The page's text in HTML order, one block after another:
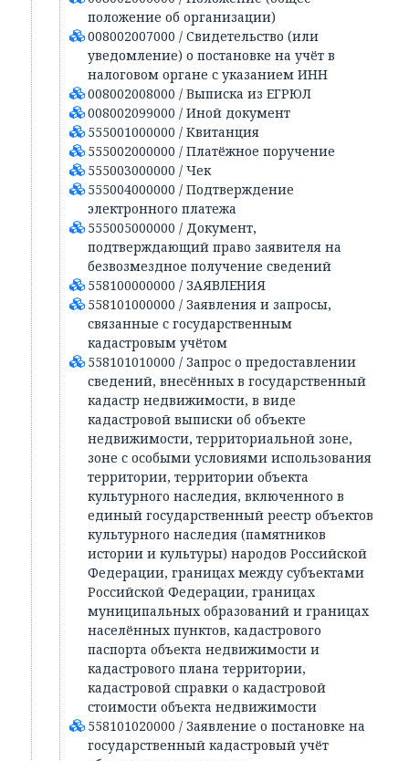
положение об организации)
008002007000 / Свидетельство (или
уведомление) о постановке на учёт в
налоговом органе с указанием ИНН
008002008000 / Выписка из ЕГРЮЛ
008002099000 / Иной документ
555001000000 / Квитанция
555002000000 / Платёжное поручение
555003000000 / Чек
555004000000 / Подтверждение
электронного платежа
555005000000 / Документ,
подтверждающий право заявителя на
безвозмездное получение сведений
558100000000 / ЗАЯВЛЕНИЯ
558101000000 / Заявления и запросы,
связанные с государственным
кадастровым учётом
558101010000 / Запрос о предоставлении
сведений, внесённых в государственный
кадастр недвижимости, в виде
кадастровой выписки об объекте
недвижимости, территориальной зоне,
зоне с особыми условиями использования
территории, территории объекта
культурного наследия, включенного в
единый государственный реестр объектов
культурного наследия (памятников
истории и культуры) народов Российской
Федерации, границах между субъектами
Российской Федерации, границах
муниципальных образований и границах
населённых пунктов, кадастрового
паспорта объекта недвижимости и
кадастрового плана территории,
кадастровой справки о кадастровой
стоимости объекта недвижимости
558101020000 / Заявление о постановке на
государственный кадастровый учёт